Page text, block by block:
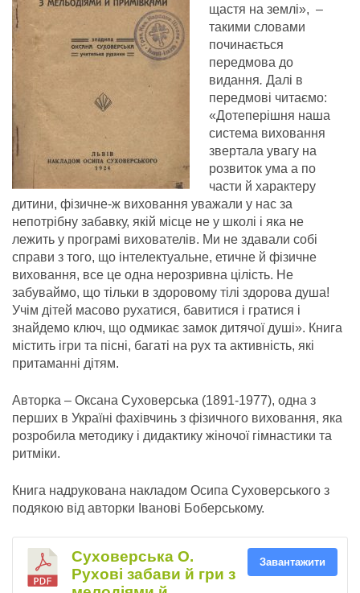
щастя на землі», –
такими словами
починається
передмова до
видання. Далі в
передмові читаємо:
«Дотеперішня наша
система виховання
звертала увагу на
розвиток ума а по
части й характеру
дитини, фізичне-ж виховання уважали у нас за
непотрібну забавку, якій місце не у школі і яка не
лежить у програмі вихователів. Ми не здавали собі
справи з того, що інтелектуальне, етичне й фізичне
виховання, все це одна нерозривна цілість. Не
забуваймо, що тільки в здоровому тілі здорова душа!
Учім дітей масово рухатися, бавитися і гратися і
знайдемо ключ, що одмикає замок дитячої душі». Книга
містить ігри та пісні, багаті на рух та активність, які
притаманні дітям.
Авторка – Оксана Суховерська (1891-1977), одна з
перших в Україні фахівчинь з фізичного виховання, яка
розробила методику і дидактику жіночої гімнастики та
ритміки.
Книга надрукована накладом Осипа Суховерського з
подякою від авторки Іванові Боберському.
Суховерська О.
Рухові забави й гри з
Завантажити